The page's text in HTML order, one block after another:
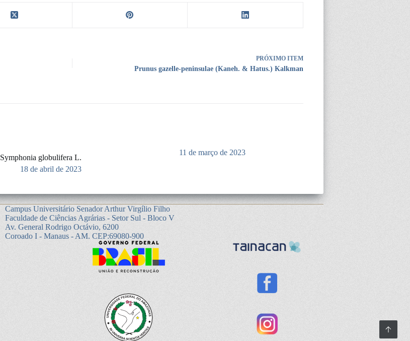
PRÓXIMO ITEM
Prunus gazelle-peninsulae (Kaneh. & Hatus.) Kalkman
Symphonia globulifera L.
18 de abril de 2023
11 de março de 2023
Campus Universitário Senador Arthur Virgílio Filho
Faculdade de Ciências Agrárias - Setor Sul - Bloco V
Av. General Rodrigo Octávio, 6200
Coroado I - Manaus - AM. CEP:69080-900